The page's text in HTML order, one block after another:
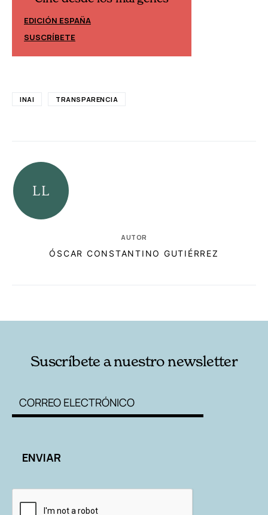
EDICIÓN ESPAÑA
SUSCRÍBETE
INAI TRANSPARENCIA
AUTOR
ÓSCAR CONSTANTINO GUTIÉRREZ
Suscríbete a nuestro newsletter